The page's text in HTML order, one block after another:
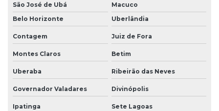
São José de Ubá
Macuco
Belo Horizonte
Uberlândia
Contagem Juiz de Fora
Montes Claros Betim
Uberaba Ribeirão das Neves
Governador Valadares Divinópolis
Ipatinga Sete Lagoas